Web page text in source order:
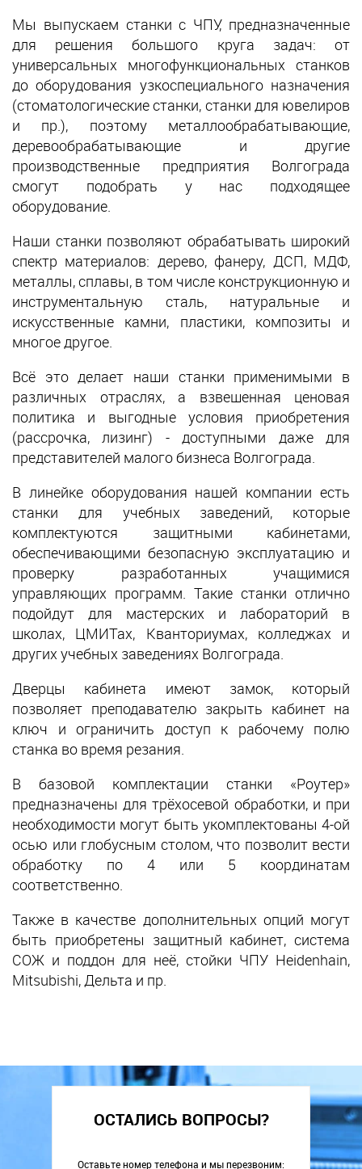
Мы выпускаем станки с ЧПУ, предназначенные
для решения большого круга задач: от
универсальных многофункциональных станков
до оборудования узкоспециального назначения
(стоматологические станки, станки для ювелиров
и пр.), поэтому металлообрабатывающие,
деревообрабатывающие и другие
производственные предприятия Волгограда
смогут подобрать у нас подходящее
оборудование.
Наши станки позволяют обрабатывать широкий
спектр материалов: дерево, фанеру, ДСП, МДФ,
металлы, сплавы, в том числе конструкционную и
инструментальную сталь, натуральные и
искусственные камни, пластики, композиты и
многое другое.
Всё это делает наши станки применимыми в
различных отраслях, а взвешенная ценовая
политика и выгодные условия приобретения
(рассрочка, лизинг) - доступными даже для
представителей малого бизнеса Волгограда.
В линейке оборудования нашей компании есть
станки для учебных заведений, которые
комплектуются защитными кабинетами,
обеспечивающими безопасную эксплуатацию и
проверку разработанных учащимися
управляющих программ. Такие станки отлично
подойдут для мастерских и лабораторий в
школах, ЦМИТах, Кванториумах, колледжах и
других учебных заведениях Волгограда.
Дверцы кабинета имеют замок, который
позволяет преподавателю закрыть кабинет на
ключ и ограничить доступ к рабочему полю
станка во время резания.
В базовой комплектации станки «Роутер»
предназначены для трёхосевой обработки, и при
необходимости могут быть укомплектованы 4-ой
осью или глобусным столом, что позволит вести
обработку по 4 или 5 координатам
соответственно.
Также в качестве дополнительных опций могут
быть приобретены защитный кабинет, система
СОЖ и поддон для неё, стойки ЧПУ Heidenhain,
Mitsubishi, Дельта и пр.
ОСТАЛИСЬ ВОПРОСЫ?
Оставьте номер телефона и мы перезвоним: